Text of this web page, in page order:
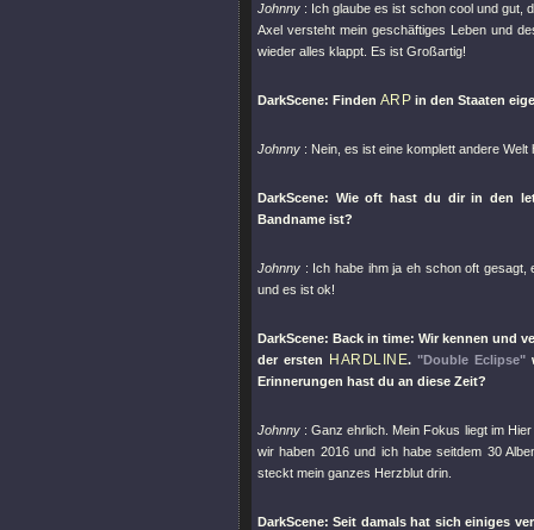
Johnny : Ich glaube es ist schon cool und gut,
Axel versteht mein geschäftiges Leben und
wieder alles klappt. Es ist Großartig!
DarkScene: Finden ARP in den Staaten
Johnny : Nein, es ist eine komplett andere Welt
DarkScene: Wie oft hast du dir in den
Bandname ist?
Johnny : Ich habe ihm ja eh schon oft gesagt,
und es ist ok!
DarkScene: Back in time: Wir kennen und
der ersten
HARDLINE."Double Eclipse"
Erinnerungen hast du an diese Zeit?
Johnny : Ganz ehrlich. Mein Fokus liegt im
wir haben 2016 und ich habe seitdem 30
steckt mein ganzes Herzblut drin.
DarkScene: Seit damals hat sich einiges